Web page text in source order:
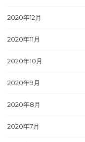
2020年12月
2020年11月
2020年10月
2020年9月
2020年8月
2020年7月